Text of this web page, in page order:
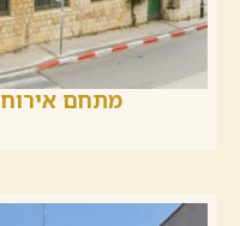
מתחם אירוח